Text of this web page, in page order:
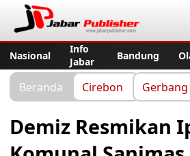
Nasional
Info
Jabar
Bandung
Beranda Cirebon
Demiz Resmikan